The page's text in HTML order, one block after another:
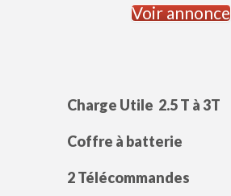
Voir annonce
Charge Utile 2.5 T à 3T
Coffre à batterie
2 Télécommandes